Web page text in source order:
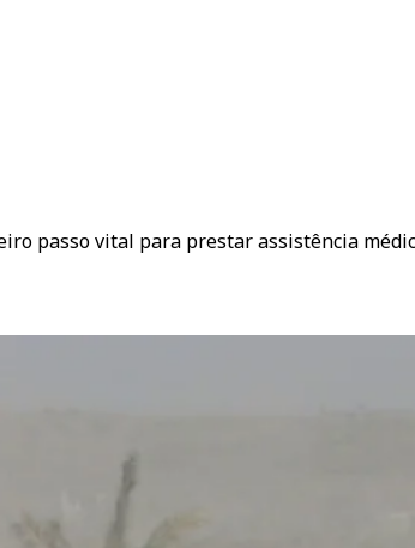
passo vital para prestar assistência